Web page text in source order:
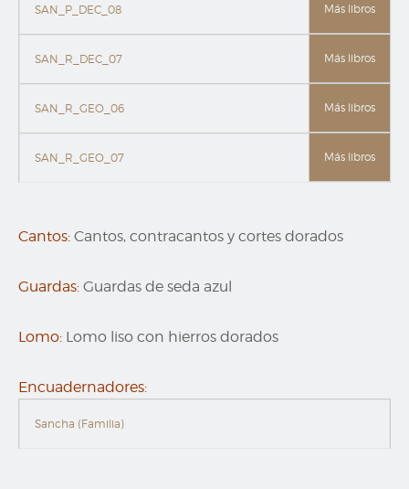
SAN_P_DEC_08 Más libros
SAN_R_DEC_07 Más libros
SAN_R_GEO_06 Más libros
SAN_R_GEO_07 Más libros
Cantos: Cantos, contracantos y cortes dorados
Guardas: Guardas de seda azul
Lomo: Lomo liso con hierros dorados
Encuadernadores:
Sancha (Familia)